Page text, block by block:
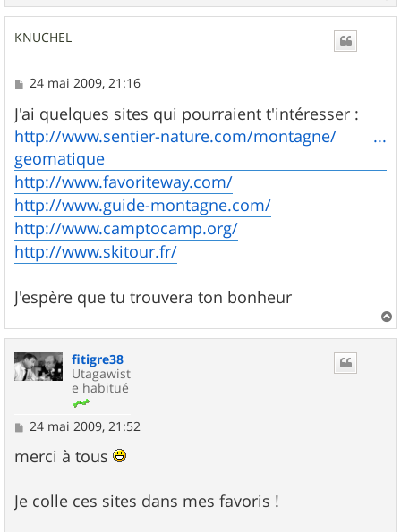
a
KNUCHEL
M
s
s
a
g
e
24 mai 2009, 21:16
J'ai quelques sites qui pourraient t'intéresser :
http://www.sentier-nature.com/montagne/ ...
geomatique
http://www.favoriteway.com/
http://www.guide-montagne.com/
http://www.camptocamp.org/
http://www.skitour.fr/
J'espère que tu trouvera ton bonheur
a
fitigre38
Utagawist
e habitué
M
s
s
g
e
24 mai 2009, 21:52
merci à tous
Je colle ces sites dans mes favoris !